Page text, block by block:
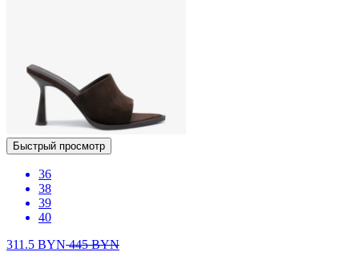
Быстрый просмотр
36
38
39
40
311.5 BYN445BYN